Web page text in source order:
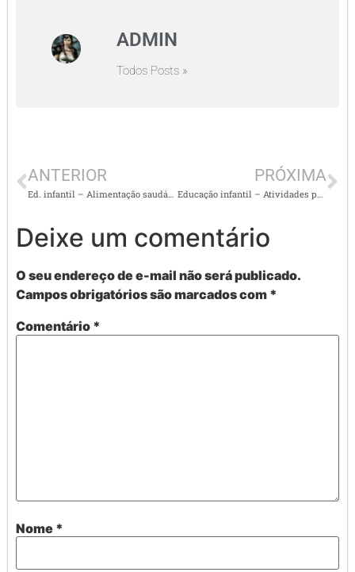
ADMIN
Todos Posts »
ANTERIOR
Ed. infantil – Alimentação saudável e variada
PRÓXIMA
Educação infantil – Atividades pedagógicas para imprimir
Deixe um comentário
O seu endereço de e-mail não será publicado.
Campos obrigatórios são marcados com *
Comentário *
Nome *